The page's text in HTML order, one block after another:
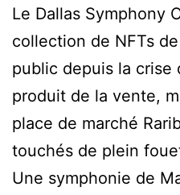
Le Dallas Symphony
collection de NFTs
public depuis la crise
produit de la vente,
place de marché
touchés de plein
Une symphonie de